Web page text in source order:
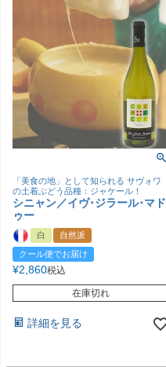
「美食の地」として知られる サヴォワ
の土着ぶどう品種：ジャケール！
シニャン／イヴ･ジラール･マド
ゥー
白
自然派
クール便でお届け
¥2,860税込
在庫切れ
詳細を見る